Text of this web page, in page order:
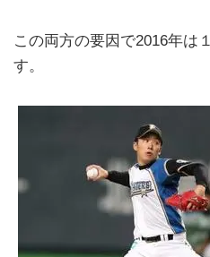
この両方の要因で2016年は
す。